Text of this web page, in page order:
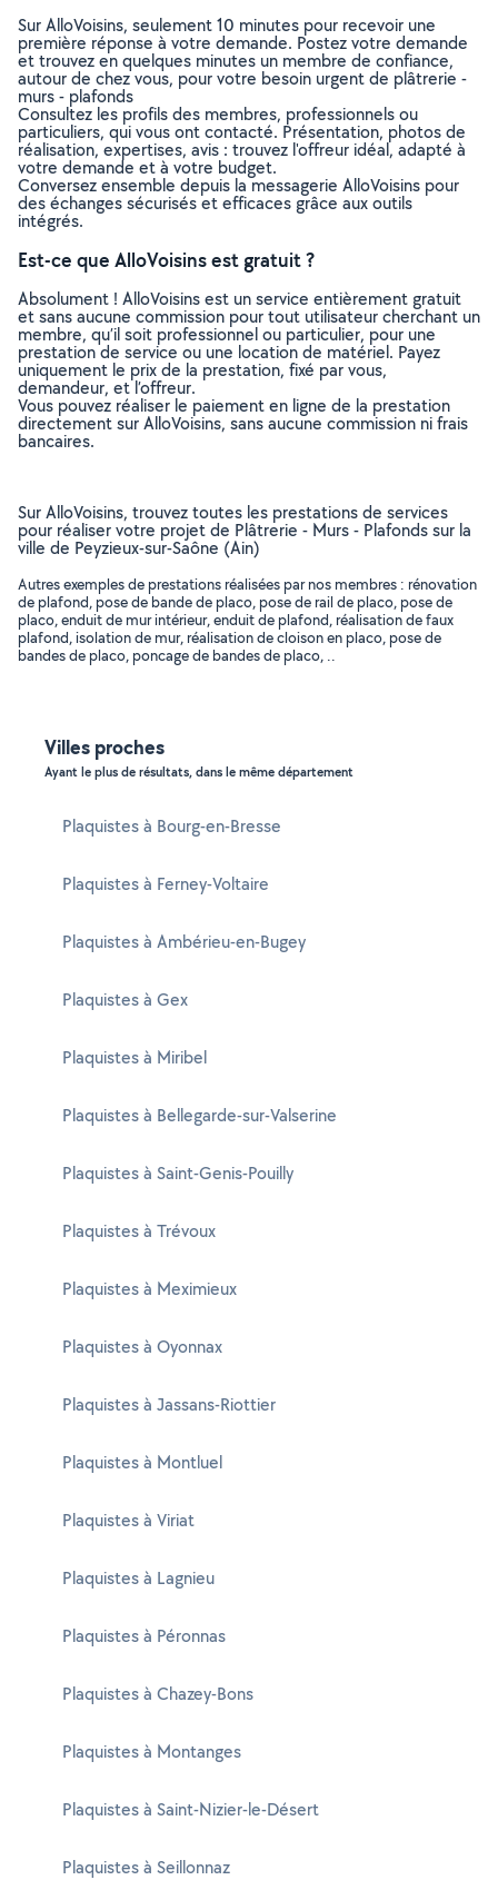
Sur AlloVoisins, seulement 10 minutes pour recevoir une
première réponse à votre demande. Postez votre demande
et trouvez en quelques minutes un membre de confiance,
autour de chez vous, pour votre besoin urgent de plâtrerie -
murs - plafonds
Consultez les profils des membres, professionnels ou
particuliers, qui vous ont contacté. Présentation, photos de
réalisation, expertises, avis : trouvez l'offreur idéal, adapté à
votre demande et à votre budget.
Conversez ensemble depuis la messagerie AlloVoisins pour
des échanges sécurisés et efficaces grâce aux outils
intégrés.
Est-ce que AlloVoisins est gratuit ?
Absolument ! AlloVoisins est un service entièrement gratuit
et sans aucune commission pour tout utilisateur cherchant un
membre, qu’il soit professionnel ou particulier, pour une
prestation de service ou une location de matériel. Payez
uniquement le prix de la prestation, fixé par vous,
demandeur, et l’offreur.
Vous pouvez réaliser le paiement en ligne de la prestation
directement sur AlloVoisins, sans aucune commission ni frais
bancaires.
Sur AlloVoisins, trouvez toutes les prestations de services
pour réaliser votre projet de Plâtrerie - Murs - Plafonds sur la
ville de Peyzieux-sur-Saône (Ain)
Autres exemples de prestations réalisées par nos membres : rénovation
de plafond, pose de bande de placo, pose de rail de placo, pose de
placo, enduit de mur intérieur, enduit de plafond, réalisation de faux
plafond, isolation de mur, réalisation de cloison en placo, pose de
bandes de placo, poncage de bandes de placo, ..
Villes proches
Ayant le plus de résultats, dans le même département
Plaquistes à Bourg-en-Bresse
Plaquistes à Ferney-Voltaire
Plaquistes à Ambérieu-en-Bugey
Plaquistes à Gex
Plaquistes à Miribel
Plaquistes à Bellegarde-sur-Valserine
Plaquistes à Saint-Genis-Pouilly
Plaquistes à Trévoux
Plaquistes à Meximieux
Plaquistes à Oyonnax
Plaquistes à Jassans-Riottier
Plaquistes à Montluel
Plaquistes à Viriat
Plaquistes à Lagnieu
Plaquistes à Péronnas
Plaquistes à Chazey-Bons
Plaquistes à Montanges
Plaquistes à Saint-Nizier-le-Désert
Plaquistes à Seillonnaz